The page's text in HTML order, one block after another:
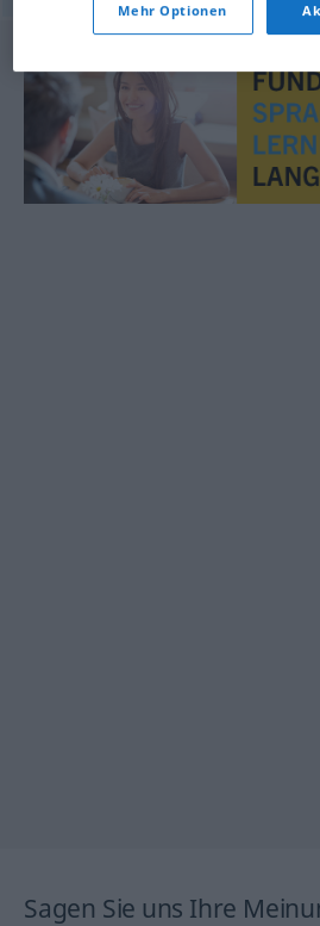
Sagen Sie uns Ihre
Mehr Optionen